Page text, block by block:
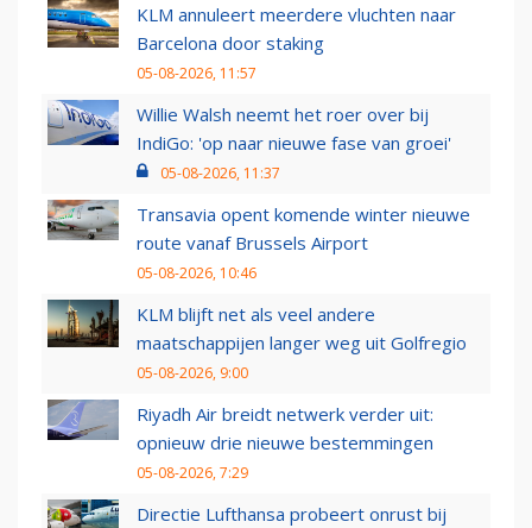
KLM annuleert meerdere vluchten naar
Barcelona door staking
05-08-2026, 11:57
Willie Walsh neemt het roer over bij
IndiGo: 'op naar nieuwe fase van groei'
05-08-2026, 11:37
Transavia opent komende winter nieuwe
route vanaf Brussels Airport
05-08-2026, 10:46
KLM blijft net als veel andere
maatschappijen langer weg uit Golfregio
05-08-2026, 9:00
Riyadh Air breidt netwerk verder uit:
opnieuw drie nieuwe bestemmingen
05-08-2026, 7:29
Directie Lufthansa probeert onrust bij